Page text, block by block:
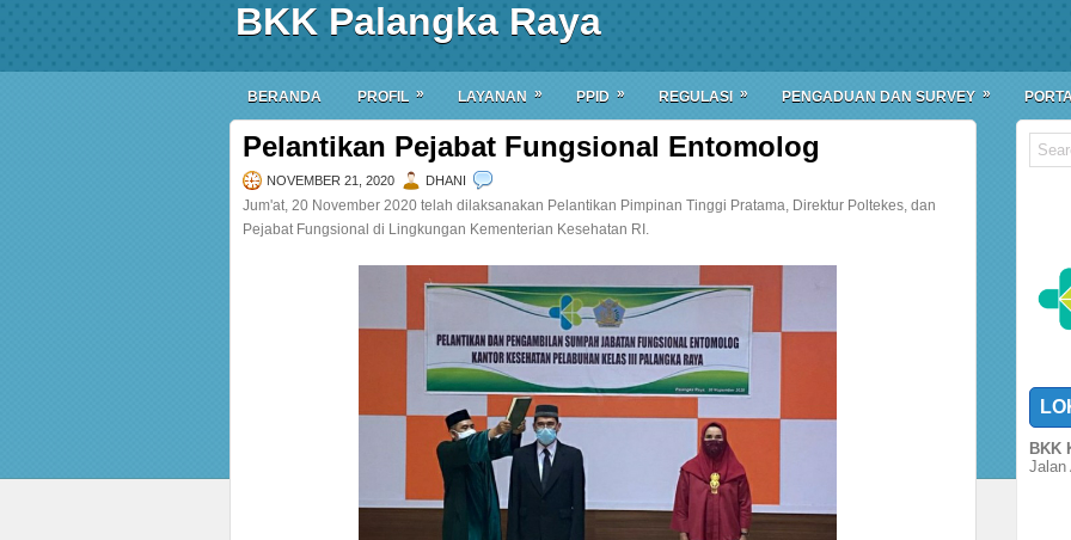
BKK Palangka Raya
BERANDA PROFIL » LAYANAN » PPID » REGULASI » PENGADUAN DAN SURVEY »
Pelantikan Pejabat Fungsional Entomolog
NOVEMBER 21, 2020 DHANI
Jum'at, 20 November 2020 telah dilaksanakan Pelantikan Pimpinan Tinggi Pratama, Direktur Poltekes, dan
Pejabat Fungsional di Lingkungan Kementerian Kesehatan RI.
BKK
Jalan